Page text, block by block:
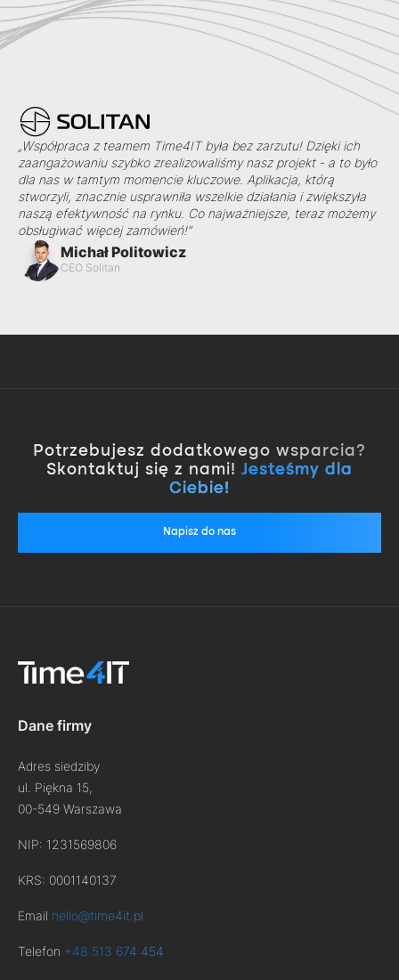
„Współpraca z teamem Time4IT była bez zarzutu! Dzięki ich
zaangażowaniu szybko zrealizowaliśmy nasz projekt - a to było
dla nas w tamtym momencie kluczowe. Aplikacja, którą
stworzyli, znacznie usprawniła wszelkie działania i zwiększyła
naszą efektywność na rynku. Co najważniejsze, teraz możemy
obsługiwać więcej zamówień!”
Michał Politowicz
CEO Solitan
Potrzebujesz dodatkowego wsparcia?
Skontaktuj się z nami! Jesteśmy dla
Ciebie!
Napisz do nas
Dane firmy
Adres siedziby
ul. Piękna 15,
00-549 Warszawa
NIP: 1231569806
KRS: 0001140137
Email hello@time4it.pl
Telefon +48 513 674 454